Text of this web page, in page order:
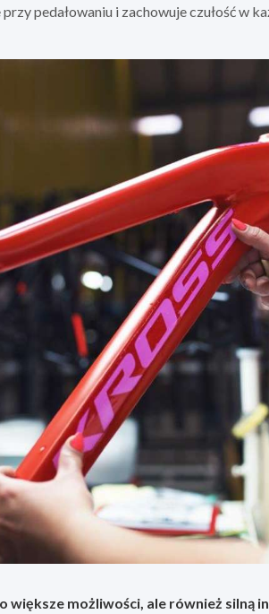
pedałowaniu i zachowuje czułość w
większe możliwości, ale również silną